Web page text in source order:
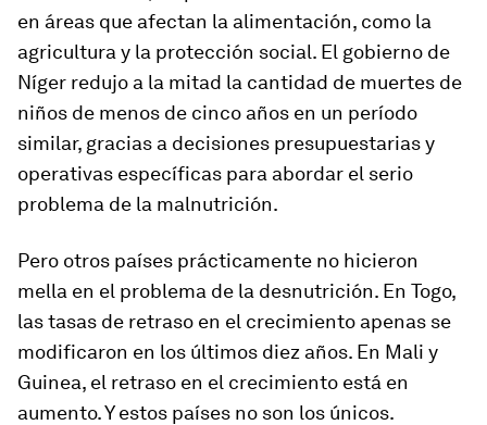
en áreas que afectan la alimentación, como la
agricultura y la protección social. El gobierno de
Níger redujo a la mitad la cantidad de muertes de
niños de menos de cinco años en un período
similar, gracias a decisiones presupuestarias y
operativas específicas para abordar el serio
problema de la malnutrición.
Pero otros países prácticamente no hicieron
mella en el problema de la desnutrición. En Togo,
las tasas de retraso en el crecimiento apenas se
modificaron en los últimos diez años. En Mali y
Guinea, el retraso en el crecimiento está en
aumento. Y estos países no son los únicos.